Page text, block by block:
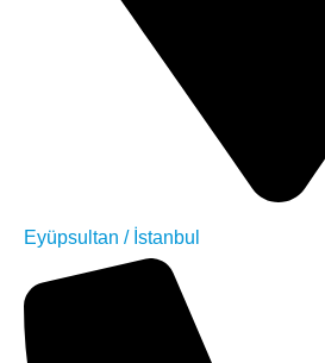
Eyüpsultan / İstanbul